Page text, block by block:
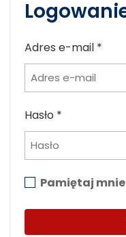
Adres e-mail *
Hasło *
Pamiętaj mnie